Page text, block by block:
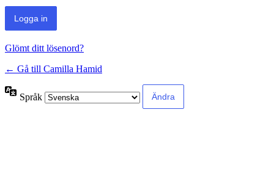
Glömt ditt lösenord?
← Gå till Camilla Hamid
Språk